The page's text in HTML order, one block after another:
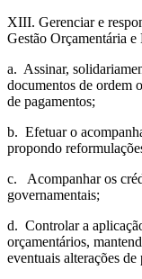
XIII. Gerenciar e
Gestão Orçamentária e
a. Assinar,
documentos de ordem
de pagamentos;
b. Efetuar o
propondo
c. Acompanhar os
governamentais;
d. Controlar a
orçamentários,
eventuais alterações de